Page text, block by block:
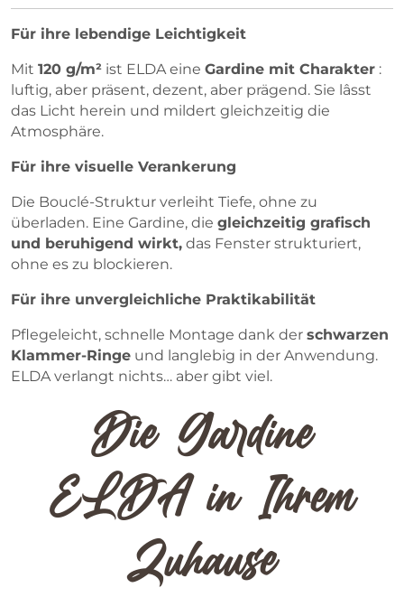
Für ihre lebendige Leichtigkeit
Mit 120 g/m² ist ELDA eine Gardine mit Charakter :
luftig, aber präsent, dezent, aber prägend. Sie lâsst
das Licht herein und mildert gleichzeitig die
Atmosphäre.
Für ihre visuelle Verankerung
Die Bouclé-Struktur verleiht Tiefe, ohne zu
überladen. Eine Gardine, die gleichzeitig grafisch
und beruhigend wirkt, das Fenster strukturiert,
ohne es zu blockieren.
Für ihre unvergleichliche Praktikabilität
Pflegeleicht, schnelle Montage dank der schwarzen
Klammer-Ringe und langlebig in der Anwendung.
ELDA verlangt nichts… aber gibt viel.
Die Gardine
ELDA in Ihrem
Zuhause